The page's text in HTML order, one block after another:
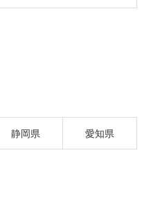
静岡県 愛知県